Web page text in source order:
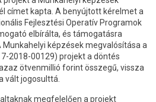
címet kapta. A benyújtott kérelmet a
Fejlesztési Operatív Programok
elbírálta, és támogatásra
képzések megvalósítása a
2018-00129) projekt a döntés
ötvenmillió forint összegű, vissza
vált jogosulttá.
megfelelően a projekt